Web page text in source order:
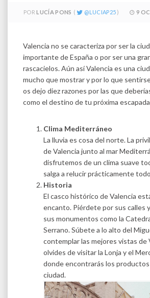
PORLUCÍA PONS LUCIAP25 9
Valencia no se caracteriza por ser la
importante de España o por ser una
rascacielos. Aún así Valencia es una
mucho que mostrar y por lo que
os dejo diez razones por las que
como el destino de tu próxima
Clima Mediterráneo
La lluvia es cosa del norte. La
de Valencia junto al mar
disfrutemos de un clima suave
salga a relucir prácticamente
Historia
El casco histórico de Valencia
encanto. Piérdete por sus calles
sus monumentos como la
Serrano. Súbete a lo alto del
contemplar las mejores vistas de
olvides de visitar la Lonja y el
donde encontrarás los productos
ciudad.